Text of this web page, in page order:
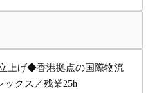
上げ◆香港拠点の国際物流
ックス／残業25h